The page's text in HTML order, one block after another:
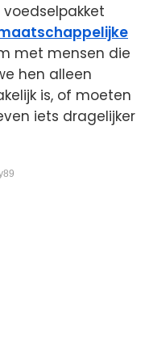
met mensen die
hen alleen
is, of moeten
iets dragelijker